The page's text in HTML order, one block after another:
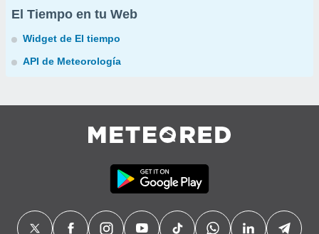
El Tiempo en tu Web
Widget de El tiempo
API de Meteorología